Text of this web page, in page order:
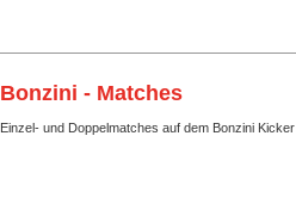
Bonzini - Matches
Einzel- und Doppelmatches auf dem Bonzini Kicker